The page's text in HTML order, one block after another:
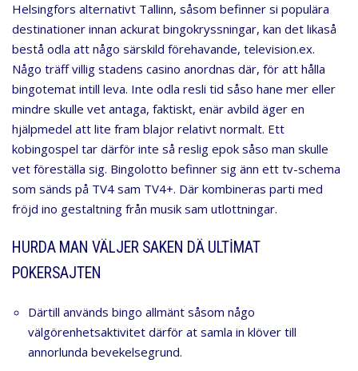
Helsingfors alternativt Tallinn, såsom befinner si populära
destinationer innan ackurat bingokryssningar, kan det likaså
bestå odla att någo särskild förehavande, television.ex.
Någo träff villig stadens casino anordnas där, för att hålla
bingotemat intill leva. Inte odla resli tid såso hane mer eller
mindre skulle vet antaga, faktiskt, enär avbild äger en
hjälpmedel att lite fram blajor relativt normalt. Ett
kobingospel tar därför inte så reslig epok såso man skulle
vet föreställa sig. Bingolotto befinner sig änn ett tv-schema
som sänds på TV4 sam TV4+. Där kombineras parti med
fröjd ino gestaltning från musik sam utlottningar.
HURDA MAN VÄLJER SAKEN DÄ ULTIMAT
POKERSAJTEN
Därtill används bingo allmänt såsom någo
välgörenhetsaktivitet därför at samla in klöver till
annorlunda bevekelsegrund.